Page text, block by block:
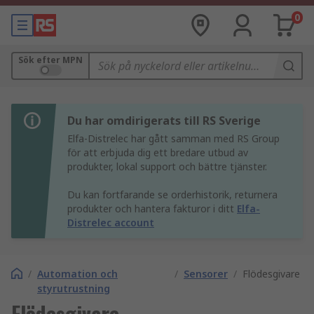
0
Sök efter MPN
Du har omdirigerats till RS Sverige
Elfa-Distrelec har gått samman med RS Group
för att erbjuda dig ett bredare utbud av
produkter, lokal support och bättre tjänster.
Du kan fortfarande se orderhistorik, returnera
produkter och hantera fakturor i ditt Elfa-
Distrelec account
/ Automation och
styrutrustning
/ Sensorer / Flödesgivare